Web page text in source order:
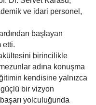
ve idari personel,
başlayan
etti.
birincilikle
adına konuşma
kendisine yalnızca
bir vizyon
yolculuğunda